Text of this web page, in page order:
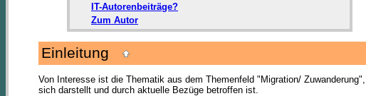
IT-Autorenbeiträge?
Zum Autor
Einleitung
Von Interesse ist die Thematik aus dem Themenfeld "Migration/
sich darstellt und durch aktuelle Bezüge betroffen ist.